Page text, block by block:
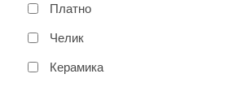
Платно
Челик
Керамика